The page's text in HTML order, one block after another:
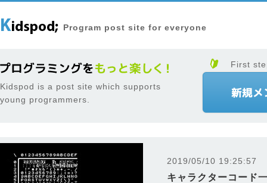
Program post site for everyone
Kidspod is a post site which supports
young programmers.
First
2019/05/10 19:25:57
キャラクターコード